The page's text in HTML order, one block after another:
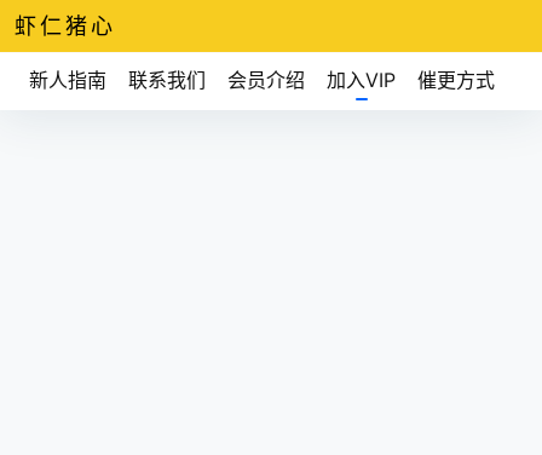
虾仁猪心
新人指南 联系我们 会员介绍 加入VIP 催更方式